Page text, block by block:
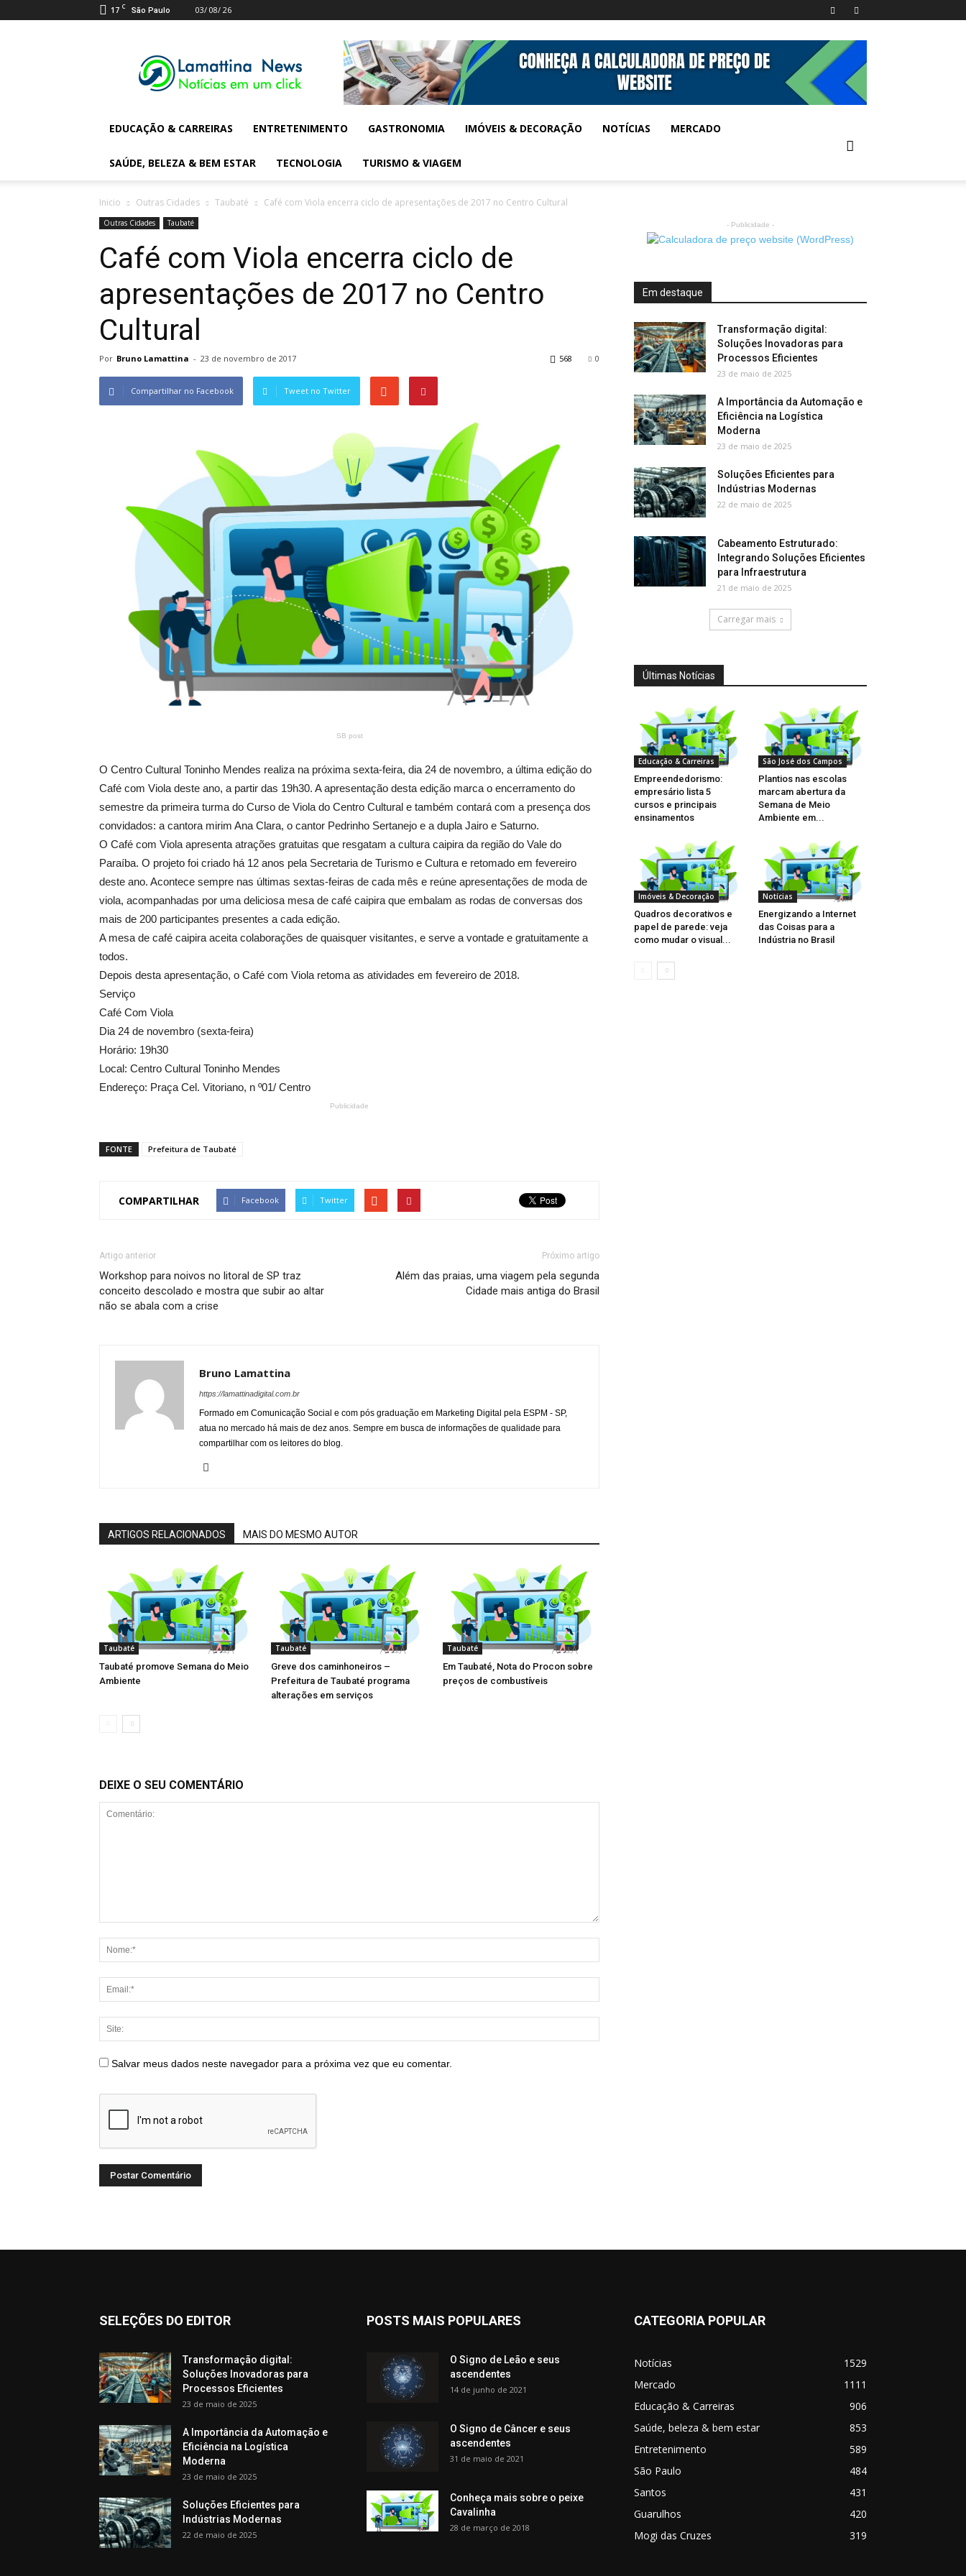
17 C São Paulo 03/ 08/ 26
Digital
News
EDUCAÇÃO & CARREIRAS ENTRETENIMENTO GASTRONOMIA IMÓVEIS & DECORAÇÃO NOTÍCIAS MERCADO
SAÚDE, BELEZA & BEM ESTAR TECNOLOGIA TURISMO & VIAGEM
Inicio Outras Cidades Taubaté Café com Viola encerra ciclo de apresentações de 2017 no Centro Cultural
Outras Cidades Taubaté
Café com Viola encerra ciclo de
apresentações de 2017 no Centro
Cultural
Por Bruno Lamattina - 23 de novembro de 2017 0
568
Compartilhar no Facebook Tweet no Twitter
SB post
O Centro Cultural Toninho Mendes realiza na próxima sexta-feira, dia 24 de novembro, a última edição do
Café com Viola deste ano, a partir das 19h30. A apresentação desta edição marca o encerramento do
semestre da primeira turma do Curso de Viola do Centro Cultural e também contará com a presença dos
convidados: a cantora mirim Ana Clara, o cantor Pedrinho Sertanejo e a dupla Jairo e Saturno.
O Café com Viola apresenta atrações gratuitas que resgatam a cultura caipira da região do Vale do
Paraíba. O projeto foi criado há 12 anos pela Secretaria de Turismo e Cultura e retomado em fevereiro
deste ano. Acontece sempre nas últimas sextas-feiras de cada mês e reúne apresentações de moda de
viola, acompanhadas por uma deliciosa mesa de café caipira que embalam as rodas de conversas dos
mais de 200 participantes presentes a cada edição.
A mesa de café caipira aceita colaborações de quaisquer visitantes, e serve a vontade e gratuitamente a
todos.
Depois desta apresentação, o Café com Viola retoma as atividades em fevereiro de 2018.
Serviço
Café Com Viola
Dia 24 de novembro (sexta-feira)
Horário: 19h30
Local: Centro Cultural Toninho Mendes
Endereço: Praça Cel. Vitoriano, n º01/ Centro
Publicidade
FONTE Prefeitura de Taubaté
COMPARTILHAR Facebook Twitter
Artigo anterior
Workshop para noivos no litoral de SP traz
conceito descolado e mostra que subir ao altar
não se abala com a crise
Próximo artigo
Além das praias, uma viagem pela segunda
Cidade mais antiga do Brasil
Bruno Lamattina
https://lamattinadigital.com.br
Formado em Comunicação Social e com pós graduação em Marketing Digital pela ESPM - SP,
atua no mercado há mais de dez anos. Sempre em busca de informações de qualidade para
compartilhar com os leitores do blog.
ARTIGOS RELACIONADOS MAIS DO MESMO AUTOR
Taubaté
Taubaté promove Semana do Meio
Ambiente
Taubaté
Greve dos caminhoneiros –
Prefeitura de Taubaté programa
alterações em serviços
Taubaté
Em Taubaté, Nota do Procon sobre
preços de combustíveis
DEIXE O SEU COMENTÁRIO
Salvar meus dados neste navegador para a próxima vez que eu comentar.
- Publicidade -
Em destaque
Transformação digital:
Soluções Inovadoras para
Processos Eficientes
23 de maio de 2025
A Importância da Automação e
Eficiência na Logística
Moderna
23 de maio de 2025
Soluções Eficientes para
Indústrias Modernas
22 de maio de 2025
Cabeamento Estruturado:
Integrando Soluções Eficientes
para Infraestrutura
21 de maio de 2025
Carregar mais
Últimas Notícias
Educação & Carreiras
Empreendedorismo:
empresário lista 5
cursos e principais
ensinamentos
São José dos Campos
Plantios nas escolas
marcam abertura da
Semana de Meio
Ambiente em...
Imóveis & Decoração
Quadros decorativos e
papel de parede: veja
como mudar o visual...
Notícias
Energizando a Internet
das Coisas para a
Indústria no Brasil
SELEÇÕES DO EDITOR
Transformação digital:
Soluções Inovadoras para
Processos Eficientes
23 de maio de 2025
A Importância da Automação e
Eficiência na Logística
Moderna
23 de maio de 2025
Soluções Eficientes para
Indústrias Modernas
22 de maio de 2025
POSTS MAIS POPULARES
O Signo de Leão e seus
ascendentes
14 de junho de 2021
O Signo de Câncer e seus
ascendentes
31 de maio de 2021
Conheça mais sobre o peixe
Cavalinha
28 de março de 2018
CATEGORIA POPULAR
Notícias
1529
Mercado
1111
Educação & Carreiras
906
Saúde, beleza & bem estar
853
Entretenimento
589
São Paulo
484
Santos
431
Guarulhos
420
Mogi das Cruzes
319